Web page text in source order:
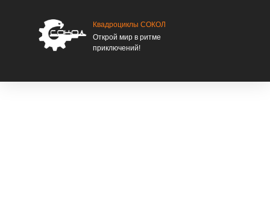
Квадроциклы СОКОЛ
Открой мир в ритме
приключений!